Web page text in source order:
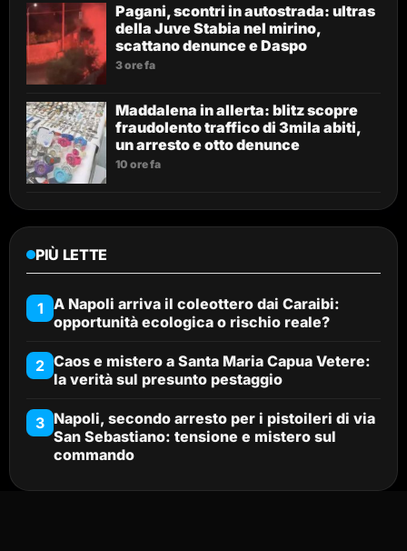
Pagani, scontri in autostrada: ultras
della Juve Stabia nel mirino,
scattano denunce e Daspo
3 ore fa
Maddalena in allerta: blitz scopre
fraudolento traffico di 3mila abiti,
un arresto e otto denunce
10 ore fa
PIÙ LETTE
1 A Napoli arriva il coleottero dai Caraibi:
opportunità ecologica o rischio reale?
2 Caos e mistero a Santa Maria Capua Vetere:
la verità sul presunto pestaggio
3 Napoli, secondo arresto per i pistoileri di via
San Sebastiano: tensione e mistero sul
commando